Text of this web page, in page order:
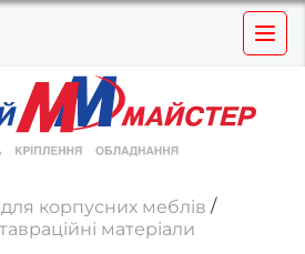
корпусних меблів
матеріали